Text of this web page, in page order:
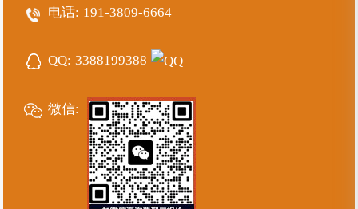
电话: 191-3809-6664
QQ: 3388199388
微信: